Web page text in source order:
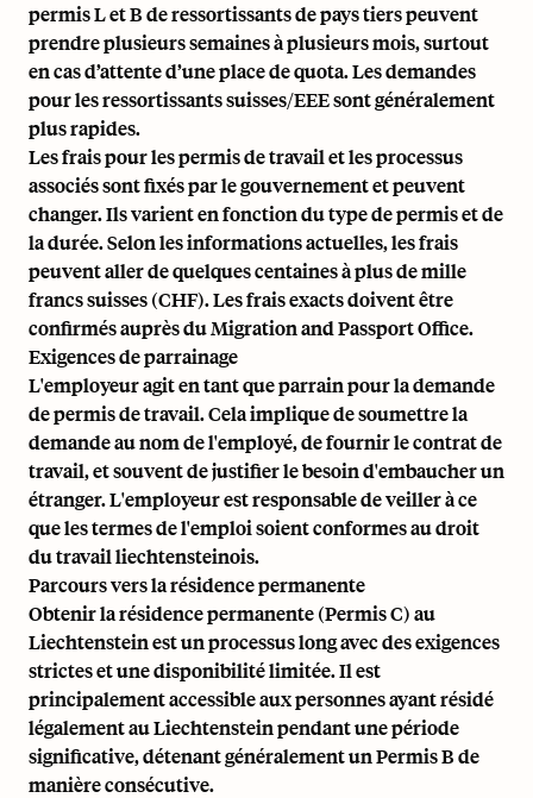
permis L et B de ressortissants de pays tiers peuvent
prendre plusieurs semaines à plusieurs mois, surtout
en cas d’attente d’une place de quota. Les demandes
pour les ressortissants suisses/EEE sont généralement
plus rapides.
Les frais pour les permis de travail et les processus
associés sont fixés par le gouvernement et peuvent
changer. Ils varient en fonction du type de permis et de
la durée. Selon les informations actuelles, les frais
peuvent aller de quelques centaines à plus de mille
francs suisses (CHF). Les frais exacts doivent être
confirmés auprès du Migration and Passport Office.
Exigences de parrainage
L'employeur agit en tant que parrain pour la demande
de permis de travail. Cela implique de soumettre la
demande au nom de l'employé, de fournir le contrat de
travail, et souvent de justifier le besoin d'embaucher un
étranger. L'employeur est responsable de veiller à ce
que les termes de l'emploi soient conformes au droit
du travail liechtensteinois.
Parcours vers la résidence permanente
Obtenir la résidence permanente (Permis C) au
Liechtenstein est un processus long avec des exigences
strictes et une disponibilité limitée. Il est
principalement accessible aux personnes ayant résidé
légalement au Liechtenstein pendant une période
significative, détenant généralement un Permis B de
manière consécutive.